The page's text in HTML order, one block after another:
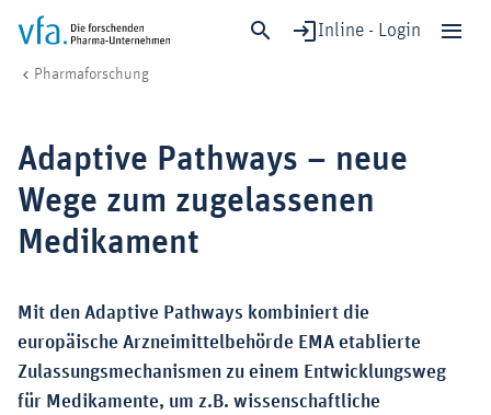
Inline - Login
Forschung & Entwicklung
Gesundheit & Versorgung
Wirtschaft & Standort
Digitalisierung & KI
Mitglied werden!
Medien
Pharmaforschung
Adaptive Pathways – neue
Wege zum zugelassenen
Medikament
Mit den Adaptive Pathways kombiniert die
europäische Arzneimittelbehörde EMA etablierte
Zulassungsmechanismen zu einem Entwicklungsweg
für Medikamente, um z.B. wissenschaftliche